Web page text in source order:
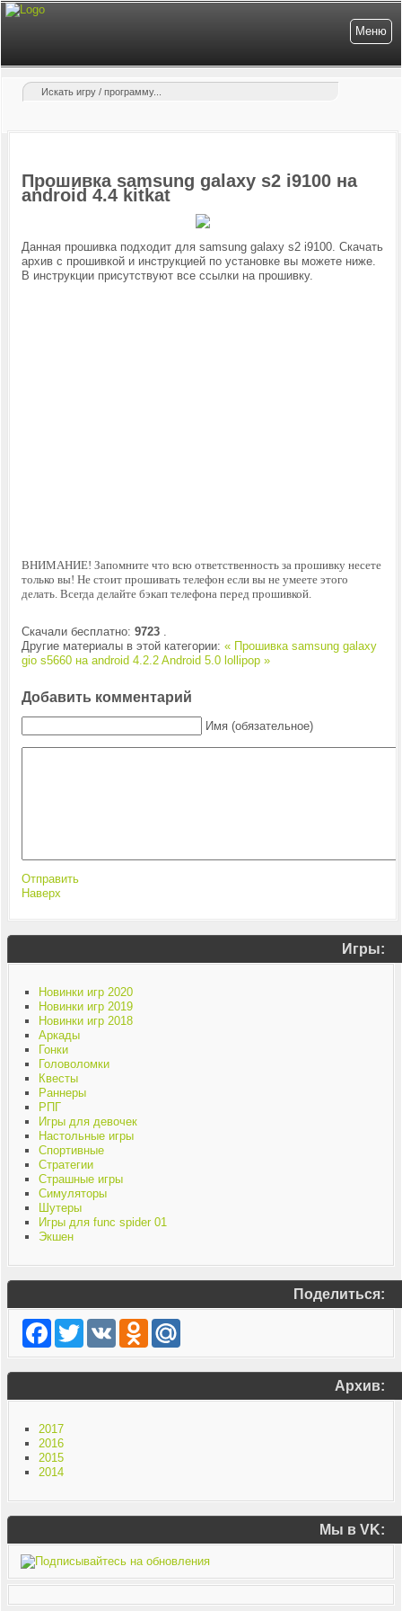
Меню
Прошивка samsung galaxy s2 i9100 на
android 4.4 kitkat
Данная прошивка подходит для samsung galaxy s2 i9100. Скачать
архив с прошивкой и инструкцией по установке вы можете ниже.
В инструкции присутствуют все ссылки на прошивку.
ВНИМАНИЕ! Запомните что всю ответственность за прошивку несете
только вы! Не стоит прошивать телефон если вы не умеете этого
делать. Всегда делайте бэкап телефона перед прошивкой.
Скачали бесплатно: 9723.
Другие материалы в этой категории: « Прошивка samsung galaxy
gio s5660 на android 4.2.2 Android 5.0 lollipop »
Добавить комментарий
Имя (обязательное)
Отправить
Наверх
Игры:
Новинки игр 2020
Новинки игр 2019
Новинки игр 2018
Аркады
Гонки
Головоломки
Квесты
Раннеры
РПГ
Игры для девочек
Настольные игры
Спортивные
Стратегии
Страшные игры
Симуляторы
Шутеры
Игры для func spider 01
Экшен
Поделиться:
Facebook
TwitterVK Odnoklassniki
Mail.Ru
Архив:
2017
2016
2015
2014
Мы в VK: